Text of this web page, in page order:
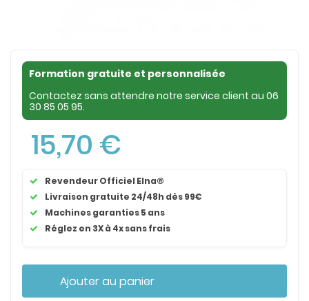
Formation gratuite et personnalisée
Contactez sans attendre notre service client au 06
30 85 05 95.
15,70 €
Revendeur Officiel Elna®
Livraison gratuite 24/48h dès 99€
Machines garanties 5 ans
Réglez en 3X à 4x sans frais
Ajouter au panier